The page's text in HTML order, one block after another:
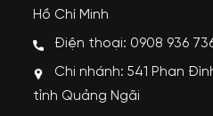
Hồ Chí Minh
Điện thoại: 0908 936
Chi nhánh: 541 Phan
tỉnh Quảng Ngãi